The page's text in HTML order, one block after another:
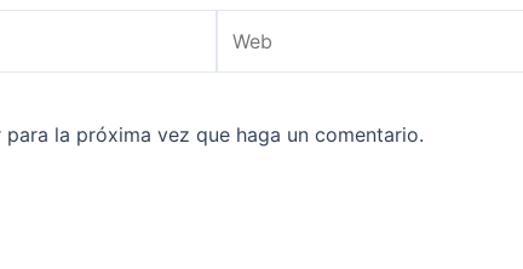
la próxima vez que haga un comentario.